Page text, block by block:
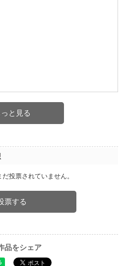
っと見る
投票されていません。
票する
品をシェア